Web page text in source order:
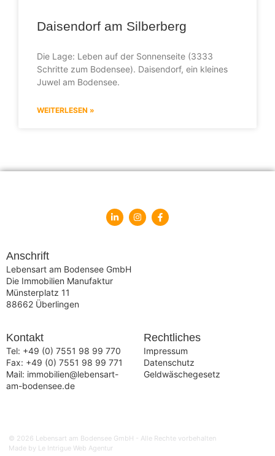
Daisendorf am Silberberg
Die Lage: Leben auf der Sonnenseite (3333
Schritte zum Bodensee). Daisendorf, ein kleines
Juwel am Bodensee.
WEITERLESEN »
Anschrift
Lebensart am Bodensee GmbH
Die Immobilien Manufaktur
Münsterplatz 11
88662 Überlingen
Kontakt
Tel: +49 (0) 7551 98 99 770
Fax: +49 (0) 7551 98 99 771
Mail: immobilien@lebensart-
am-bodensee.de
Rechtliches
Impressum
Datenschutz
Geldwäschegesetz
© 2026 Lebensart am Bodensee GmbH - Alle Rechte vorbehalten
Made by Le Intrigue Web Agentur